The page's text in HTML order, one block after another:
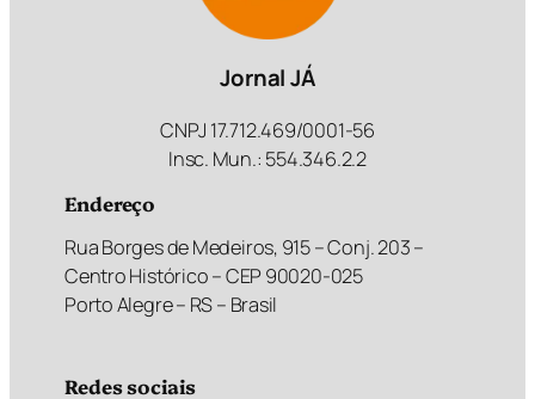
Jornal JÁ
CNPJ 17.712.469/0001-56
Insc. Mun.: 554.346.2.2
Endereço
Rua Borges de Medeiros, 915 – Conj. 203 –
Centro Histórico – CEP 90020-025
Porto Alegre – RS – Brasil
Redes sociais